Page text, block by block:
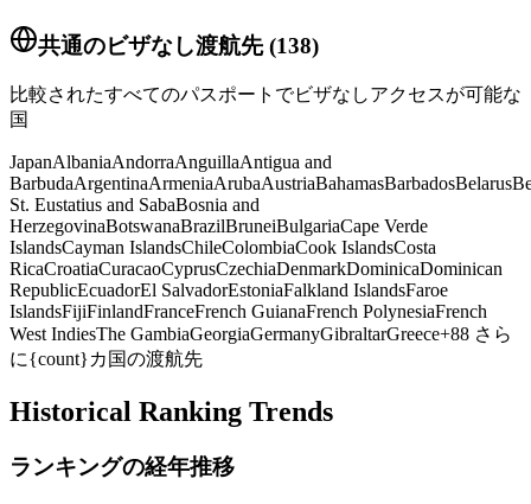
共通のビザなし渡航先(138)
比較されたすべてのパスポートでビザなしアクセスが可能な
国
JapanAlbaniaAndorraAnguillaAntigua and
BarbudaArgentinaArmeniaArubaAustriaBahamasBarbadosBelarus
St. Eustatius and SabaBosnia and
HerzegovinaBotswanaBrazilBruneiBulgariaCape Verde
IslandsCayman IslandsChileColombiaCook IslandsCosta
RicaCroatiaCuracaoCyprusCzechiaDenmarkDominicaDominican
RepublicEcuadorEl SalvadorEstoniaFalkland IslandsFaroe
IslandsFijiFinlandFranceFrench GuianaFrench PolynesiaFrench
West IndiesThe GambiaGeorgiaGermanyGibraltarGreece+88 さら
に{count}カ国の渡航先
Historical Ranking Trends
ランキングの経年推移